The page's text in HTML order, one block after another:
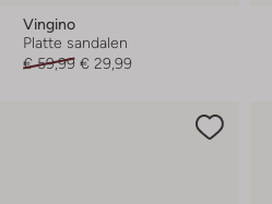
Vingino
Platte sandalen
€ 59,99 € 29,99